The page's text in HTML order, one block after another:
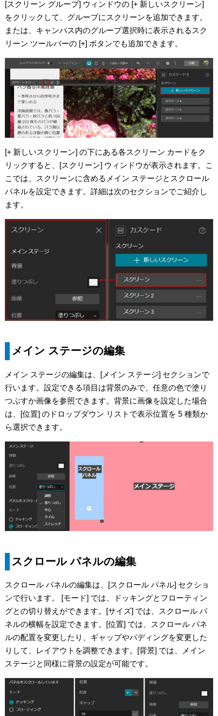
[スクリーン グループ] ウィンドウの [+ 新しいスクリーン]
をクリックして、グループにスクリーンを追加できます。
または、キャンバス内のグループ選択時に表示されるスク
リーン ツールバーの [+] ボタンでも追加できます。
[+ 新しいスクリーン] の下にある各スクリーン カードをク
リックすると、[スクリーン] ウィンドウが表示されます。こ
こでは、スクリーンに含めるメイン ステージとスクロール
パネルを設定できます。詳細は次のセクションでご紹介し
ます。
メイン ステージの編集
メイン ステージの編集は、[メイン ステージ] セクションで
行います。設定できる項目は背景のみで、任意の色で塗り
つぶすか画像を参照できます。背景に画像を設定した場合
は、[位置] のドロップダウン リストで表示位置を 5 種類か
ら選択できます。
スクロール パネルの編集
スクロール パネルの編集は、[スクロール パネル] セクショ
ンで行います。 [モード] では、ドッキングとフローティン
グとの切り替えができます。[サイズ] では、スクロール パ
ネルの横幅を設定できます。[位置] では、スクロール パネ
ルの配置を変更したり、ギャップやパディングを変更した
りして、レイアウトを調整できます。[背景] では、メイン
ステージと同様に背景の設定が可能です。